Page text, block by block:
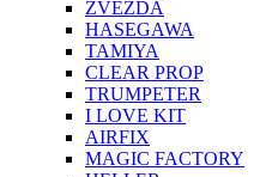
ZVEZDA
HASEGAWA
TAMIYA
CLEAR PROP
TRUMPETER
I LOVE KIT
AIRFIX
MAGIC FACTORY